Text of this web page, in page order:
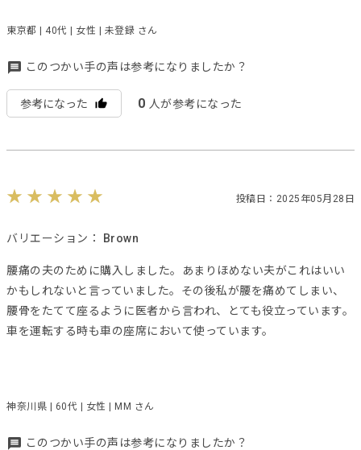
東京都 | 40代 | 女性 | 未登録 さん
このつかい手の声は参考になりましたか？
参考になった 0 人が参考になった
投稿日：2025年05月28日
バリエーション： Brown
腰痛の夫のために購入しました。あまりほめない夫がこれはいい
かもしれないと言っていました。その後私が腰を痛めてしまい、
腰骨をたてて座るように医者から言われ、とても役立っています。
車を運転する時も車の座席において使っています。
神奈川県 | 60代 | 女性 | MM さん
このつかい手の声は参考になりましたか？